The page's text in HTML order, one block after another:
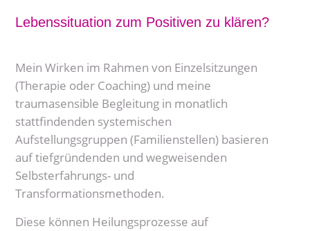
Lebenssituation zum Positiven zu klären?
Mein Wirken im Rahmen von Einzelsitzungen
(Therapie oder Coaching) und meine
traumasensible Begleitung in monatlich
stattfindenden systemischen
Aufstellungsgruppen (Familienstellen) basieren
auf tiefgründenden und wegweisenden
Selbsterfahrungs- und
Transformationsmethoden.
Diese können Heilungsprozesse auf